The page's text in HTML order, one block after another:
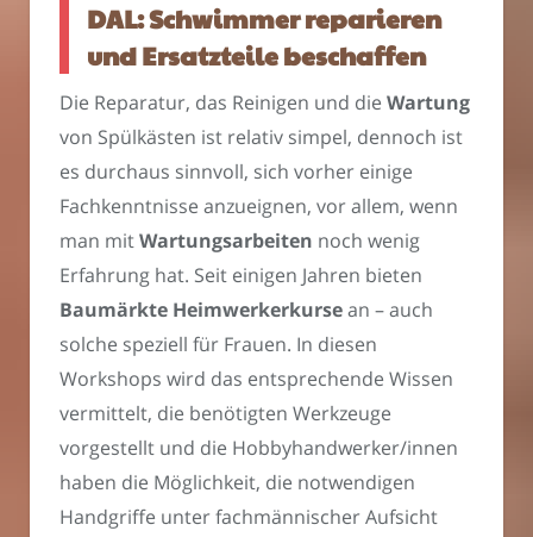
DAL: Schwimmer reparieren
und Ersatzteile beschaffen
Die Reparatur, das Reinigen und die Wartung
von Spülkästen ist relativ simpel, dennoch ist
es durchaus sinnvoll, sich vorher einige
Fachkenntnisse anzueignen, vor allem, wenn
man mitWartungsarbeiten noch wenig
Erfahrung hat. Seit einigen Jahren bieten
Baumärkte Heimwerkerkursean – auch
solche speziell für Frauen. In diesen
Workshops wird das entsprechende Wissen
vermittelt, die benötigten Werkzeuge
vorgestellt und die Hobbyhandwerker/innen
haben die Möglichkeit, die notwendigen
Handgriffe unter fachmännischer Aufsicht